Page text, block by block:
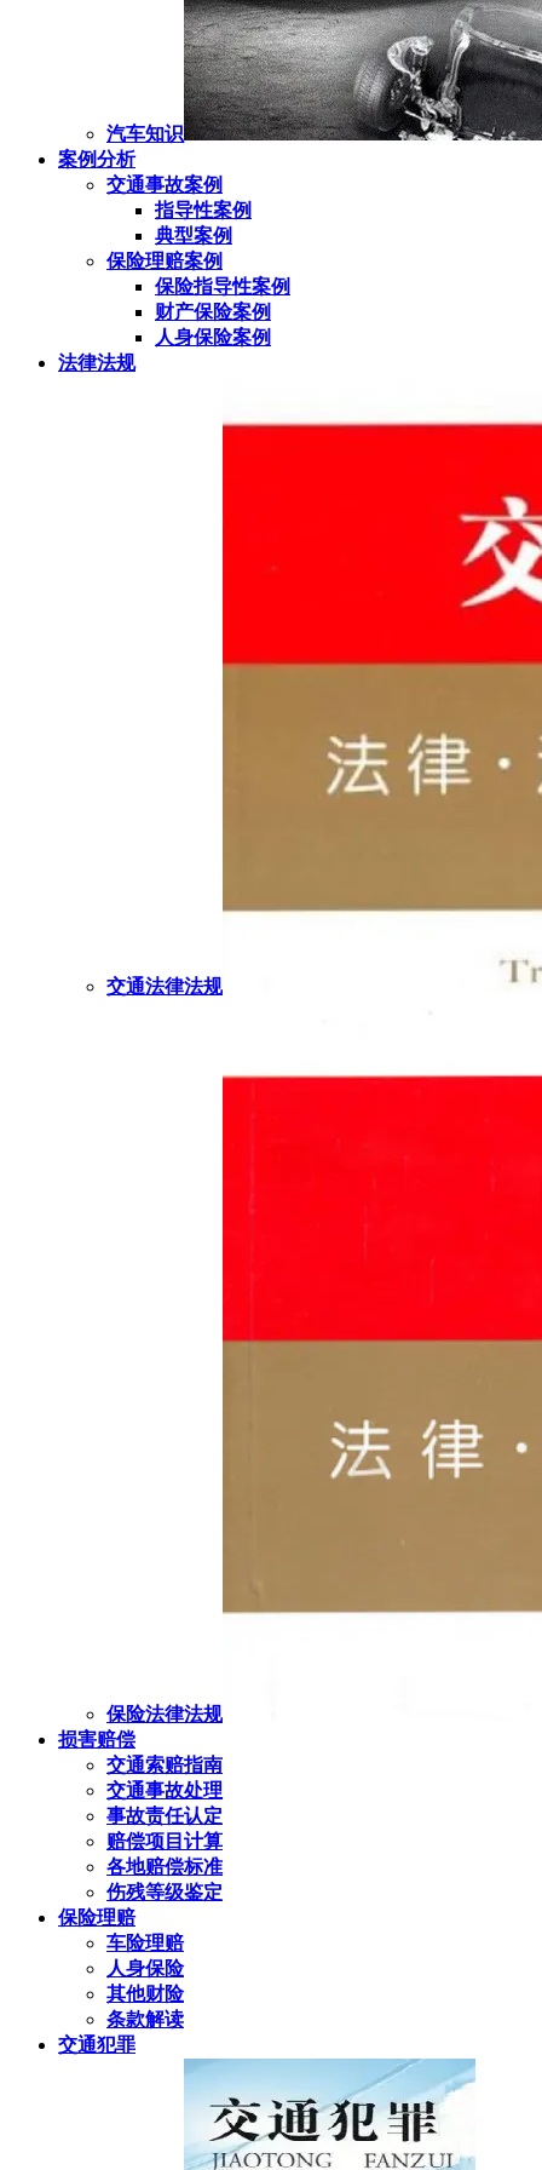
汽车知识
案例分析
交通事故案例
指导性案例
典型案例
保险理赔案例
保险指导性案例
财产保险案例
人身保险案例
法律法规
交通法律法规
保险法律法规
损害赔偿
交通索赔指南
交通事故处理
事故责任认定
赔偿项目计算
各地赔偿标准
伤残等级鉴定
保险理赔
车险理赔
人身保险
其他财险
条款解读
交通犯罪